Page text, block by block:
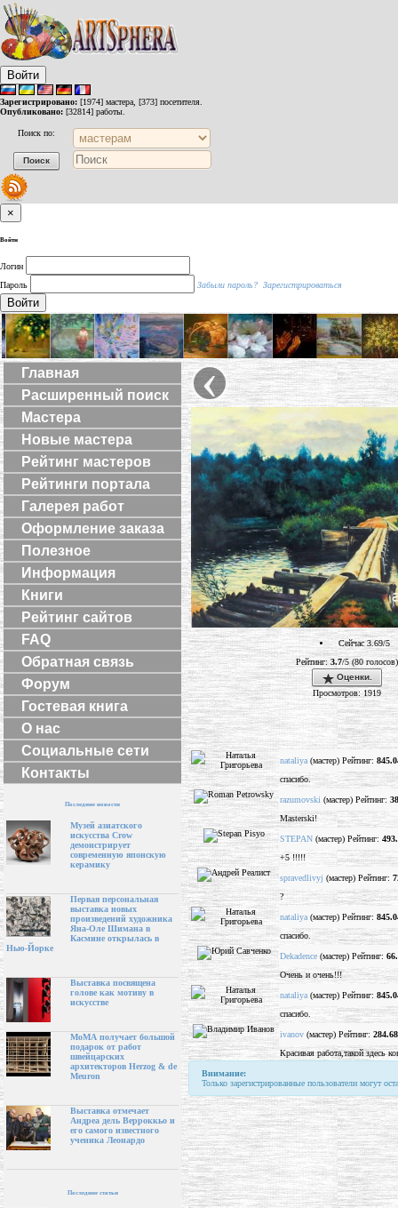
Войти
Зарегистрировано: [1974] мастера, [373] посетителя.
Опубликовано: [32814] работы.
Поиск по:
×
Войти
Логин
Пароль
Забыли пароль? Зарегистрироваться
Войти
Главная
Расширенный поиск
Мастера
Новые мастера
Рейтинг мастеров
Рейтинги портала
Галерея работ
Оформление заказа
Полезное
Информация
Книги
Рейтинг сайтов
FAQ
Обратная связь
Форум
Гостевая книга
О нас
Социальные сети
Контакты
Последние новости
Музей азиатского
искусства Crow
демонстрирует
современную японскую
керамику
Первая персональная
выставка новых
произведений художника
Яна-Оле Шимана в
Касмине открылась в
Нью-Йорке
Выставка посвящена
голове как мотиву в
искусстве
МоМА получает большой
подарок от работ
швейцарских
архитекторов Herzog & de
Meuron
Выставка отмечает
Андреа дель Верроккьо и
его самого известного
ученика Леонардо
Последние статьи
‹
Сейчас 3.69/5
Рейтинг: 3.7/5 (80 голосов)
Оценки.
Просмотров: 1919
nataliya (мастер) Рейтинг:
спасибо.
razumovski (мастер) Рейтинг:
Masterski!
STEPAN (мастер) Рейтинг:
+5 !!!!!
spravedlivyj (мастер) Рейтинг:
?
nataliya (мастер) Рейтинг:
спасибо.
Dekadence (мастер) Рейтинг:
Очень и очень!!!
nataliya (мастер) Рейтинг:
спасибо.
ivanov (мастер) Рейтинг: 284.68
Красивая работа,такой здесь
Внимание:
Только зарегистрированные пользователи могут